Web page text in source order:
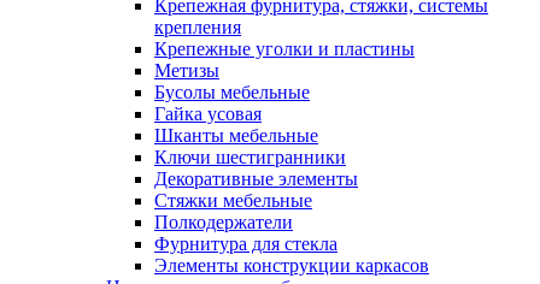
Крепежная фурнитура, стяжки, системы
крепления
Крепежные уголки и пластины
Метизы
Бусолы мебельные
Гайка усовая
Шканты мебельные
Ключи шестигранники
Декоративные элементы
Стяжки мебельные
Полкодержатели
Фурнитура для стекла
Элементы конструкции каркасов